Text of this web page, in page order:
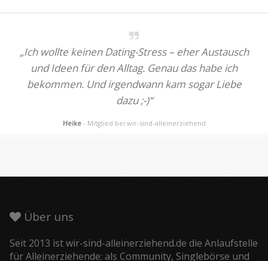
„Ich wollte keinen Dating-Stress – eher Austausch
und Ideen für den Alltag. Genau das habe ich
bekommen. Und irgendwann kam sogar Liebe
dazu ;-)“
Heike - Mitglied bei wir-sind-alleinerziehend
Über uns
Seit 2013 ist wir-sind-alleinerziehend.de die Anlaufstelle
für Alleinerziehende: als Community, Singlebörse und